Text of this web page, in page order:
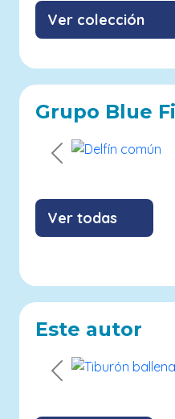
Ver colección
Grupo Blue
Previous
Ver todas
Este autor
Previous